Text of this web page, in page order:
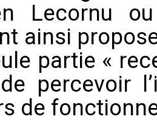
Lecornu
ainsi
partie «
percevoir
de